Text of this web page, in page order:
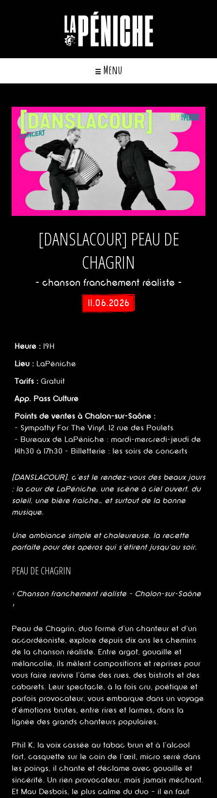
☰ Menu
[DANSLACOUR] PEAU DE
CHAGRIN
- chanson franchement réaliste -
11.06.2026
Heure : 19H
Lieu : LaPéniche
Tarifs : Gratuit
App. Pass Culture
Points de ventes à Chalon-sur-Saône :
- Sympathy For The Vinyl, 12 rue des Poulets
- Bureaux de LaPéniche : mardi-mercredi-jeudi de
14h30 à 17h30 - Billetterie : les soirs de concerts
[DANSLACOUR], c’est le rendez-vous des beaux jours
: la cour de LaPéniche, une scène à ciel ouvert, du
soleil, une bière fraîche… et surtout de la bonne
musique.
Une ambiance simple et chaleureuse, la recette
parfaite pour des apéros qui s’étirent jusqu’au soir.
PEAU DE CHAGRIN
< Chanson franchement réaliste - Chalon-sur-Saône
>
Peau de Chagrin, duo formé d’un chanteur et d’un
accordéoniste, explore depuis dix ans les chemins
de la chanson réaliste. Entre argot, gouaille et
mélancolie, ils mêlent compositions et reprises pour
vous faire revivre l’âme des rues, des bistrots et des
cabarets. Leur spectacle, à la fois cru, poétique et
parfois provocateur, vous embarque dans un voyage
d’émotions brutes, entre rires et larmes, dans la
lignée des grands chanteurs populaires.
Phil K, la voix cassée au tabac brun et à l’alcool
fort, casquette sur le coin de l’œil, micro serré dans
les poings, il chante et déclame avec gouaille et
sincérité. Un rien provocateur, mais jamais méchant.
Et Mau Desbois, le plus calme du duo — il en faut